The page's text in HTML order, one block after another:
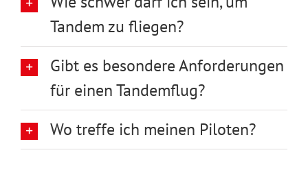
Tandem zu fliegen?
Gibt es besondere Anforderungen
für einen Tandemflug?
Wo treffe ich meinen Piloten?